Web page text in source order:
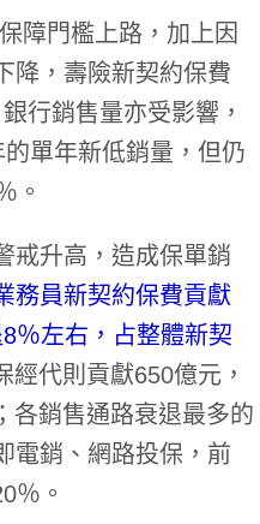
障門檻上路，加上因
降，壽險新契約保費
行銷售量亦受影響，
單年新低銷量，但仍
。
戒升高，造成保單銷
務員新契約保費貢獻
％左右，占整體新契
經代則貢獻650億元，
各銷售通路衰退最多的
電銷、網路投保，前
％。